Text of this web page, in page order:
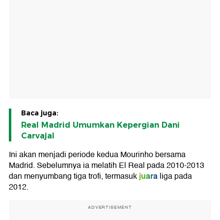
Baca juga:
Real Madrid Umumkan Kepergian Dani
Carvajal
Ini akan menjadi periode kedua Mourinho bersama
Madrid. Sebelumnya ia melatih El Real pada 2010-2013
dan menyumbang tiga trofi, termasukjuaraliga pada
2012.
ADVERTISEMENT